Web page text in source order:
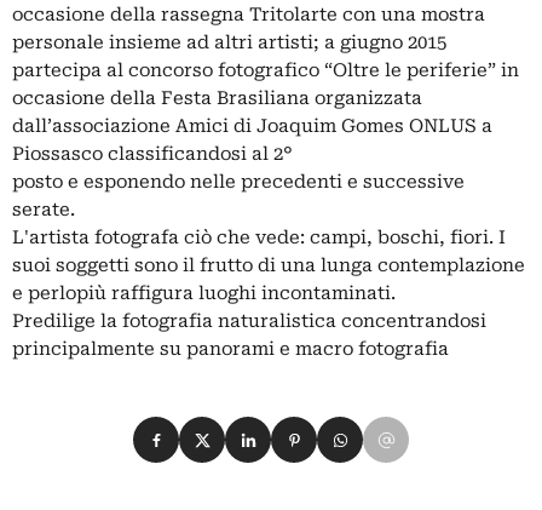
occasione della rassegna Tritolarte con una mostra
personale insieme ad altri artisti; a giugno 2015
partecipa al concorso fotografico “Oltre le periferie” in
occasione della Festa Brasiliana organizzata
dall’associazione Amici di Joaquim Gomes ONLUS a
Piossasco classificandosi al 2°
posto e esponendo nelle precedenti e successive
serate.
L'artista fotografa ciò che vede: campi, boschi, fiori. I
suoi soggetti sono il frutto di una lunga contemplazione
e perlopiù raffigura luoghi incontaminati.
Predilige la fotografia naturalistica concentrandosi
principalmente su panorami e macro fotografia
Condividi su Facebook
Condividi su X
Condividi su LinkedIn
Condividi su Pinterest
Condividi su WhatsApp
Condividi su Email